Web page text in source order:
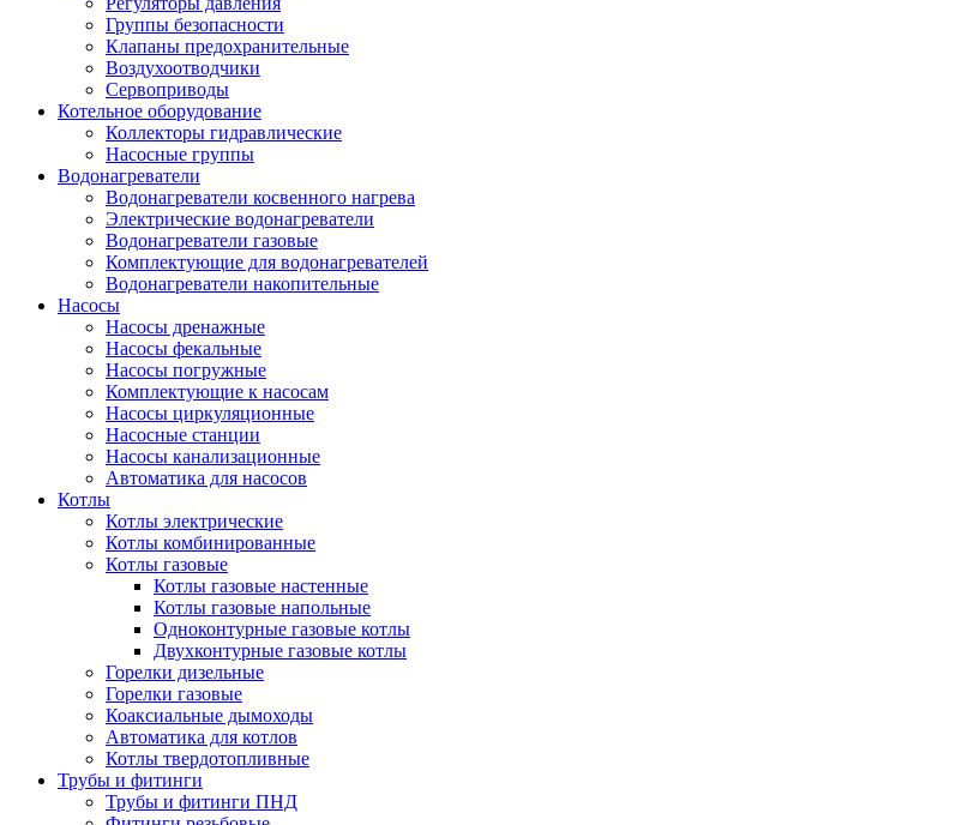
Группы безопасности
Клапаны предохранительные
Воздухоотводчики
Сервоприводы
Котельное оборудование
Коллекторы гидравлические
Насосные группы
Водонагреватели
Водонагреватели косвенного нагрева
Электрические водонагреватели
Водонагреватели газовые
Комплектующие для водонагревателей
Водонагреватели накопительные
Насосы
Насосы дренажные
Насосы фекальные
Насосы погружные
Комплектующие к насосам
Насосы циркуляционные
Насосные станции
Насосы канализационные
Автоматика для насосов
Котлы
Котлы электрические
Котлы комбинированные
Котлы газовые
Котлы газовые настенные
Котлы газовые напольные
Одноконтурные газовые котлы
Двухконтурные газовые котлы
Горелки дизельные
Горелки газовые
Коаксиальные дымоходы
Автоматика для котлов
Котлы твердотопливные
Трубы и фитинги
Трубы и фитинги ПНД